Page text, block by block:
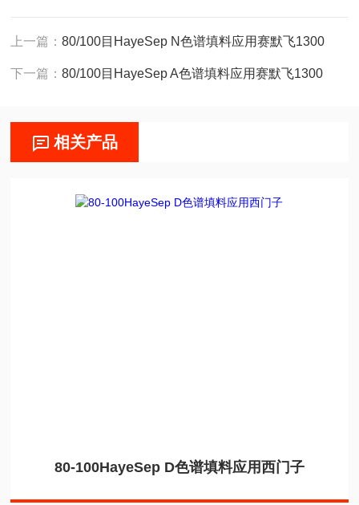
上一篇：80/100目HayeSep N色谱填料应用赛默飞1300
下一篇：80/100目HayeSep A色谱填料应用赛默飞1300
相关产品
80-100HayeSep D色谱填料应用西门子